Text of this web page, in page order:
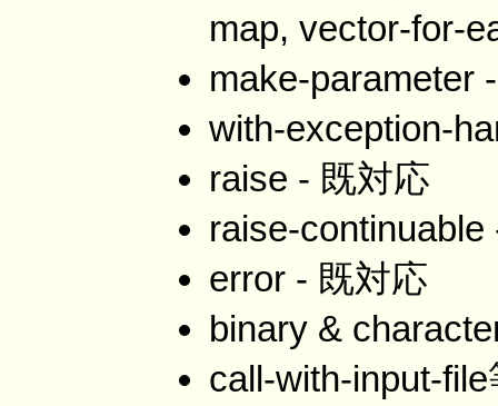
map, vector-for-
make-parameter
with-exception-
raise - 既対応
raise-
error - 既対応
binary &
call-with-input-